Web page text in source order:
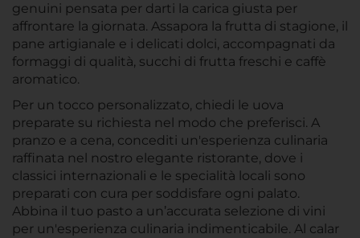
genuini pensata per darti la carica giusta per
affrontare la giornata. Assapora la frutta di stagione, il
pane artigianale e i delicati dolci, accompagnati da
formaggi di qualità, succhi di frutta freschi e caffè
aromatico.
Per un tocco personalizzato, chiedi le uova
preparate su richiesta nel modo che preferisci. A
pranzo e a cena, concediti un'esperienza culinaria
raffinata nel nostro elegante ristorante, dove i
classici internazionali e le specialità locali sono
preparati con cura per soddisfare ogni palato.
Abbina il tuo pasto a un’accurata selezione di vini
per un'esperienza culinaria indimenticabile. Al calar